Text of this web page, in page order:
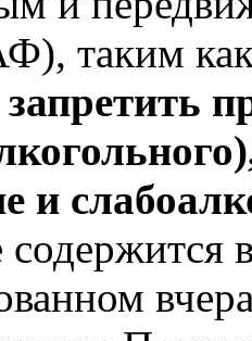
таким
запретить
и
содержится